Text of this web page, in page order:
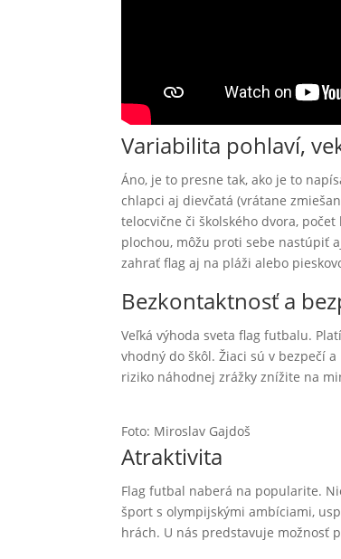
Variabilita pohlaví,
Áno, je to presne tak, ako je to
chlapci aj dievčatá (vrátane
telocvične či školského dvora,
plochou, môžu proti sebe nastúpiť
zahrať flag aj na pláži alebo
Bezkontaktnosť a
Veľká výhoda sveta flag futbalu.
vhodný do škôl. Žiaci sú v bezpečí
riziko náhodnej zrážky znížite na
Foto: Miroslav Gajdoš
Atraktivita
Flag futbal naberá na popularite.
šport s olympijskými ambíciami,
hrách. U nás predstavuje možnosť